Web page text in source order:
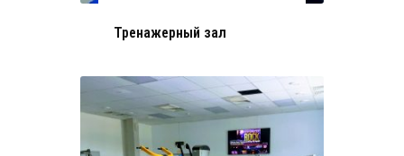
Тренажерный зал